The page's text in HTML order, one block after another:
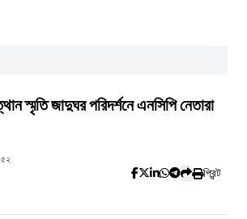
স্মৃতি জাদুঘর পরিদর্শনে এনসিপি নেতারা
প্রিন্ট